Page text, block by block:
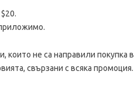
които не са направили покупка в
свързани с всяка промоция.